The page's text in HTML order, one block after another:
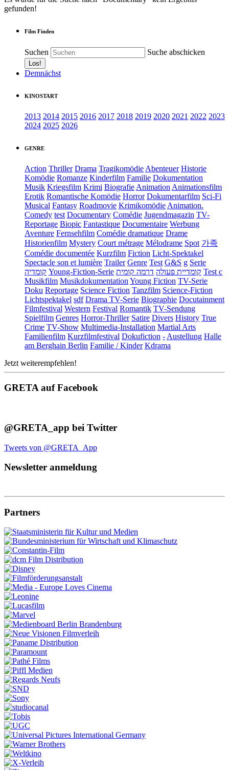
gefunden!
Film Finden
Suchen Suche abschicken
Demnächst
KINOSTART
2013 2014 2015 2016 2017 2018 2019 2020 2021 2022 2023
2024 2025 2026
GENRE
Action Thriller Drama Tragikomödie Abenteuer Historie
Komödie Romanze Kinderfilm Familie Dokumentation
Musik Kriegsfilm Krimi Biografie Animation Animationsfilm
Erotik Romantische Komödie Horror Dokumentarfilm Sci-Fi
Musical Fantasy Roadmovie Krimikomödie Animation.
Comedy test Documentary Comédie Jugendmagazin TV-
Reportage Biopic Fantastique Documentaire Werbung
Aventure Fernsehfilm Comédie dramatique Drame
Historienfilm Mystery Court métrage Mélodrame Spot 가족
Comédie documentée Kurzfilm Fiction Licht-Spektakel
Spectacle son et lumière Trailer Genre Test G&S g Serie
קומדיה Young-Fiction-Serie קומדיית פעולה דרמה קומית
Test c
Musikfilm Musikdokumentation Young Fiction TV-Serie
Doku Reportage Science Fiction Tanzfilm Science-Fiction
Lichtspektakel sdf Drama TV-Serie Biographie Docutainment
Filmfestival Western Festival Romantik TV-Sendung
Spielfilm Genres Horror-Thriller Satire Divers History True
Crime TV-Show Multimedia-Installation Martial Arts
Familienfilm Kurzfilmfestival Dokufiction - Austellung Halle
am Berghain Berlin Familie / Kinder Kdrama
Jetzt weiterempfehlen!
GRETA auf Facebook
@GRETA_app bei Twitter
Tweets von @GRETA_App
Newsletter anmeldung
Partners